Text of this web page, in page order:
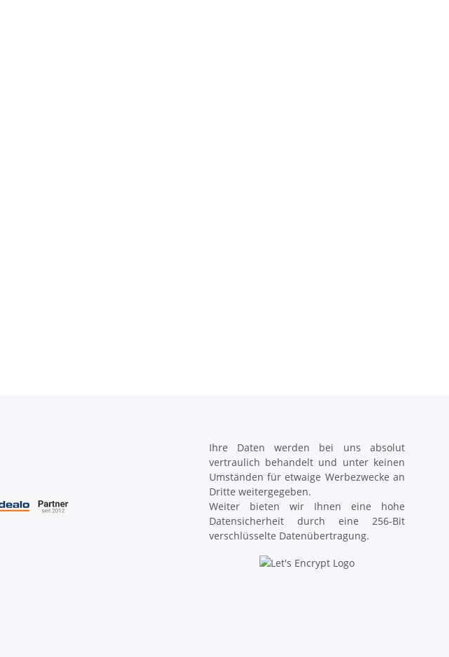
Ihre Daten werden bei uns absolut
vertraulich behandelt und unter keinen
Umständen für etwaige Werbezwecke an
Dritte weitergegeben.
Weiter bieten wir Ihnen eine hohe
Datensicherheit durch eine 256-Bit
verschlüsselte Datenübertragung.